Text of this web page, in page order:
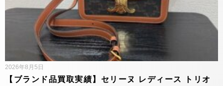
【ブランド品買取実績】セリーヌ レディース トリオ
2026年8月5日